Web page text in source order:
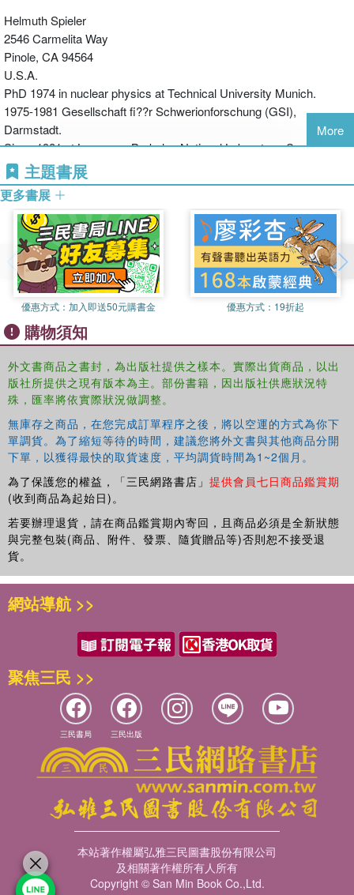
energy physics, astronomy, and astrophysics. Finally, a chapter
"Why Things Don't Work" discusses common pitfalls. Profusely
illustrated, this book includes comprehensive discussions of
sensors, signal processing, and electronics. Including fine tutorial
material, it provides a unique reference in a key area of modern
science.
Helmuth Spieler
2546 Carmelita Way
Pinole, CA 94564
U.S.A.
PhD 1974 in nuclear physics at Technical University Munich.
1975-1981 Gesellschaft fi??r Schwerionforschung (GSI),
Darmstadt.
Since 1981 at Lawrence Berkeley National Laboratory. Senior
Physicist in the Physics Division.
Extensive experience both as a user and designer of advanced
detector systems, primarily in high energy physics. Over two
decades experience in developing novel semiconductor detector
systems for forefront experiments. Is internationally known for his
lectures on detectors, signal processing, and electronics. Has
served as a technical and project reviewer for major detectors in
the U.S., Europe, and Japan, both for high energy physics and
astrophysics experiments.
More
主題書展
更多書展
優惠方式： 加入即送50元購書金 優惠方式： 19折起
購物須知
外文書商品之書封，為出版社提供之樣本。實際出貨商品，以出
版社所提供之現有版本為主。部份書籍，因出版社供應狀況特
殊，匯率將依實際狀況做調整。
無庫存之商品，在您完成訂單程序之後，將以空運的方式為你下
單調貨。為了縮短等待的時間，建議您將外文書與其他商品分開
下單，以獲得最快的取貨速度，平均調貨時間為1~2個月。
為了保護您的權益，「三民網路書店」 提供會員七日商品鑑賞期
(收到商品為起始日)。
若要辦理退貨，請在商品鑑賞期內寄回，且商品必須是全新狀態
與完整包裝(商品、附件、發票、隨貨贈品等)否則恕不接受退
貨。
網站導航 >>
聚焦三民 >>
三民書局 三民出版
本站著作權屬弘雅三民圖書股份有限公司
及相關著作權所有人所有
Copyright © San Min Book Co.,Ltd.